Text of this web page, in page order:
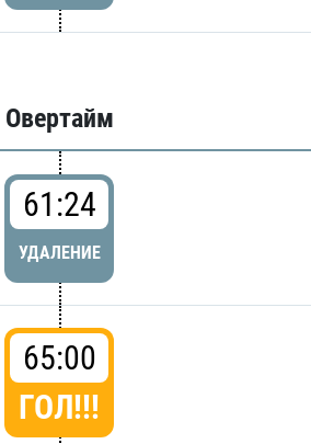
Овертайм
61:24
УДАЛЕНИЕ
65:00
ГОЛ!!!